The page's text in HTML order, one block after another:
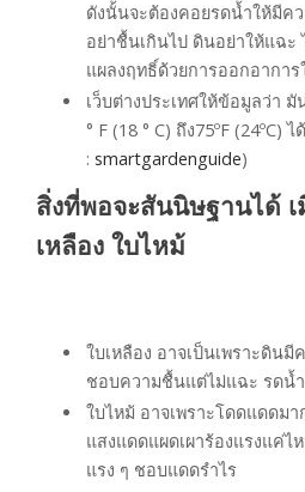
ดังนั้นจะต้องคอยรดน้ำให้มีค
อย่าชื้นเกินไป ดินอย่าให้แฉะ
แผลงฤทธิ์ด้วยการออกอาการ
เว็บต่างประเทศให้ข้อมูลว่า
° F (18 ° C) ถึง75ºF (24ºC)
: smartgardenguide)
สิ่งที่พอจะสันนิษฐานได้ เ
เหลือง ใบไหม้
ใบเหลือง อาจเป็นเพราะดิน
ชอบความชื้นแต่ไม่แฉะ รดน้ำ
ใบไหม้ อาจเพราะโดดแดดม
แสงแดดแผดเผาร้องแรงแค่
แรง ๆ ชอบแดดรำไร